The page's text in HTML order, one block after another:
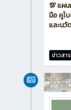
💯 แผ
มือ คูโ
และนวั
ข่าวสา
ข่าวส